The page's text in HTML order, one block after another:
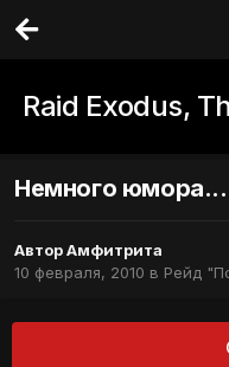
Raid Exodus,
Немного юмора...
АвторАмфитрита
10 февраля, 2010 в Рейд